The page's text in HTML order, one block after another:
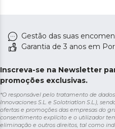
Gestão das suas
Garantia de 3 anos em
Inscreva-se na Newsletter
promoções exclusivas.
*O responsável pelo tratamento de
Innovaciones S.L. e Solotriatlon S.L.),
ofertas e promoções das empresas do
consentimento explícito e o utilizador
eliminação e outros direitos, tal como